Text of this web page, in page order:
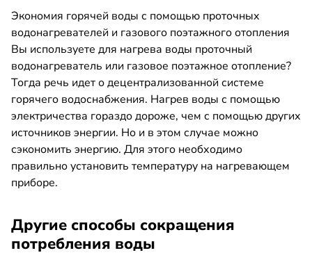
Экономия горячей воды с помощью проточных
водонагревателей и газового поэтажного отопления
Вы используете для нагрева воды проточный
водонагреватель или газовое поэтажное отопление?
Тогда речь идет о децентрализованной системе
горячего водоснабжения. Нагрев воды с помощью
электричества гораздо дороже, чем с помощью других
источников энергии. Но и в этом случае можно
сэкономить энергию. Для этого необходимо
правильно установить температуру на нагревающем
приборе.
Другие способы сокращения
потребления воды